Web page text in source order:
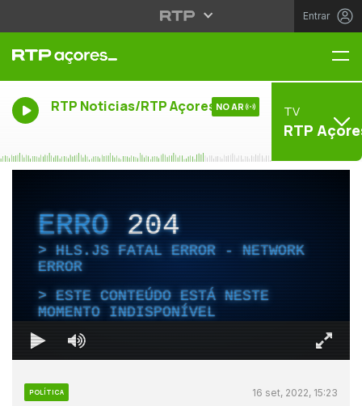
Entrar
RTP Noticias/RTP Açores NO AR TV
RTP
ERRO204
HLS.JS FATAL ERROR - NETWORK
ERROR
ESTE CONTEÚDO ESTÁ NESTE
MOMENTO INDISPONÍVEL
POLÍTICA 16 set, 2022, 15:23